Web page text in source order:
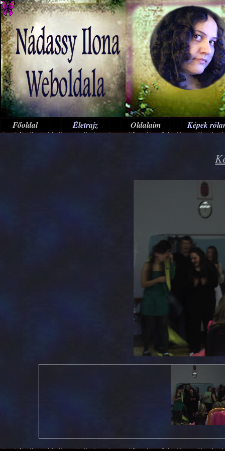
Főoldal Életrajz Oldalaim Képek